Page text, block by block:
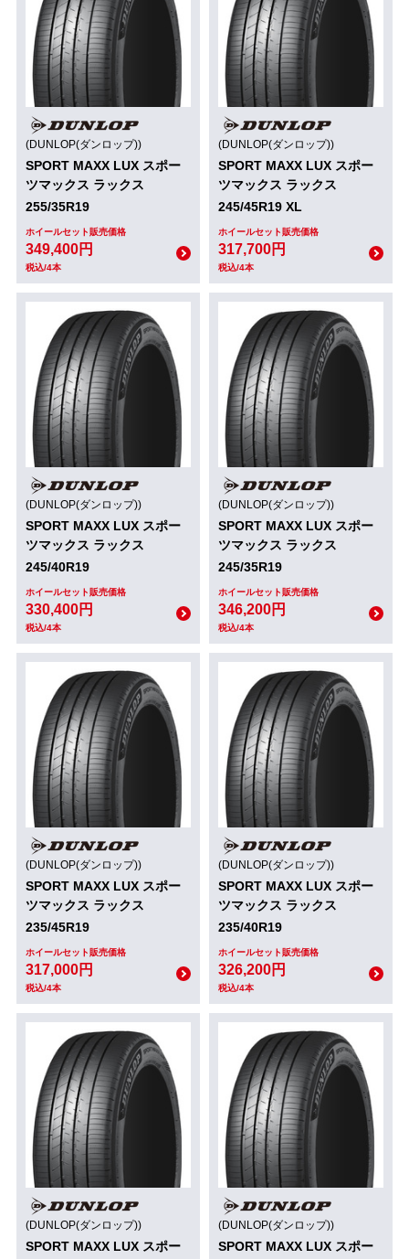
(DUNLOP(ダンロップ))
SPORT MAXX LUX スポー
ツマックス ラックス
255/35R19
ホイールセット販売価格
349,400円
税込/4本
(DUNLOP(ダンロップ))
SPORT MAXX LUX スポー
ツマックス ラックス
245/45R19 XL
ホイールセット販売価格
317,700円
税込/4本
(DUNLOP(ダンロップ))
SPORT MAXX LUX スポー
ツマックス ラックス
245/40R19
ホイールセット販売価格
330,400円
税込/4本
(DUNLOP(ダンロップ))
SPORT MAXX LUX スポー
ツマックス ラックス
245/35R19
ホイールセット販売価格
346,200円
税込/4本
(DUNLOP(ダンロップ))
SPORT MAXX LUX スポー
ツマックス ラックス
235/45R19
ホイールセット販売価格
317,000円
税込/4本
(DUNLOP(ダンロップ))
SPORT MAXX LUX スポー
ツマックス ラックス
235/40R19
ホイールセット販売価格
326,200円
税込/4本
(DUNLOP(ダンロップ))
SPORT MAXX LUX スポー
(DUNLOP(ダンロップ))
SPORT MAXX LUX スポー